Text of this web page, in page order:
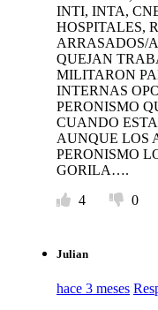
INTI, INTA,
HOSPITALES,
ARRASADOS/
QUEJAN
MILITARON
INTERNAS
PERONISMO
CUANDO
AUNQUE LOS
PERONISMO
GORILA….
4
0
Julian
hace 3 meses